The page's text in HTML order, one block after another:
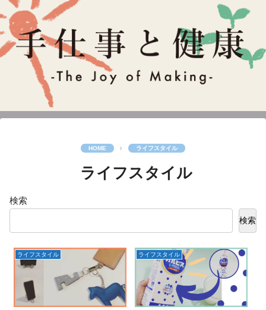
ライフスタイル
ライフスタイル
検索
検索
ライフスタイル ライフスタイル